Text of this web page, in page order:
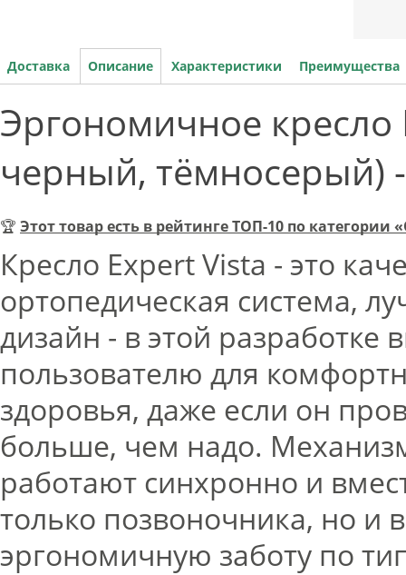
Доставка Описание Характеристики Преимущества
Эргономичное кресло
черный, тёмносерый)
🏆 Этот товар есть в рейтинге ТОП-10 по категории
Кресло Expert Vista - это
ортопедическая система,
дизайн - в этой разработке
пользователю для
здоровья, даже если он
больше, чем надо.
работают синхронно и
только позвоночника, но и
эргономичную заботу по